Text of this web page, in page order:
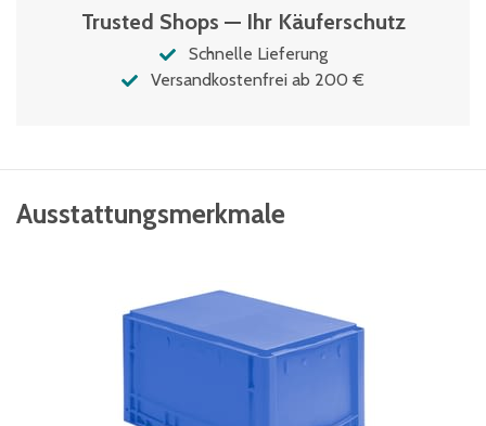
Trusted Shops — Ihr Käuferschutz
Schnelle Lieferung
Versandkostenfrei ab 200 €
Ausstattungsmerkmale